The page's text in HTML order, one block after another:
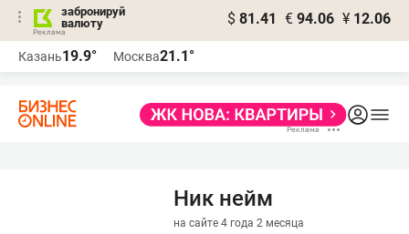
забронируй
валюту
$ 81.41 € 94.06 ¥ 12.06
Казань19.9° Москва21.1°
Ник нейм
на сайте 4 года 2 месяца